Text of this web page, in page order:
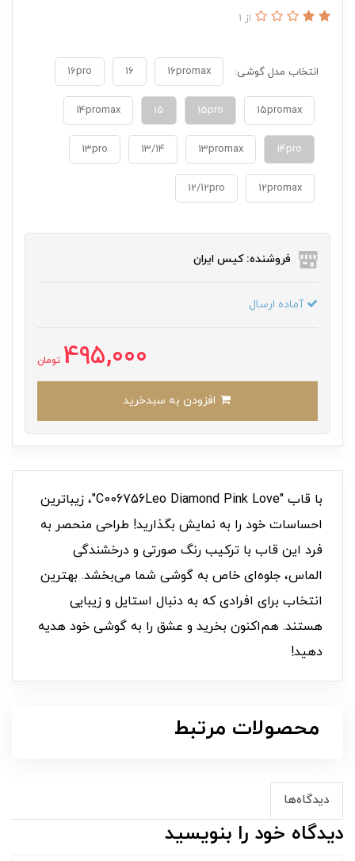
از 1
انتخاب مدل گوشی: 16promax
16
16pro
15promax
15pro
15
14promax
14pro
13promax
13/14
13pro
12promax
12/12pro
فروشنده: کیس ایران
آماده ارسال
495,000 تومان
با قاب "C006756Leo Diamond Pink Love"، زیباترین
احساسات خود را به نمایش بگذارید! طراحی منحصر به
فرد این قاب با ترکیب رنگ صورتی و درخشندگی
الماس، جلوه‌ای خاص به گوشی شما می‌بخشد. بهترین
انتخاب برای افرادی که به دنبال استایل و زیبایی
هستند. هم‌اکنون بخرید و عشق را به گوشی خود هدیه
دهید!
محصولات مرتبط
دیدگاه‌ها
دیدگاه خود را بنویسید